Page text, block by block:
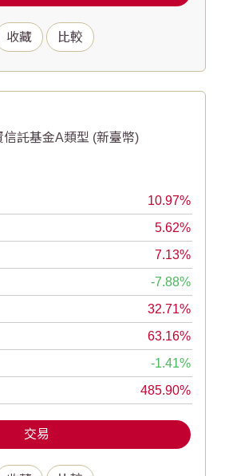
收藏 比較
託基金A類型 (新臺幣)
10.97
5.62
7.13
-7.88
32.71
63.16
-1.41
485.90
交易